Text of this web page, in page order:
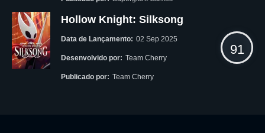
Hollow Knight: Silksong
Data de Lançamento: 02 Sep 2025
Desenvolvido por: Team Cherry
Publicado por: Team Cherry
91